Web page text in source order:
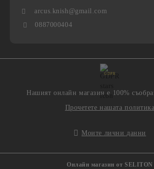
arcus.knish@gmail.com
0887000404
GDPR
Нашият онлайн магазин е 100%
Прочетете нашата политика
Моите лични данни
Онлайн магазин от SELITON